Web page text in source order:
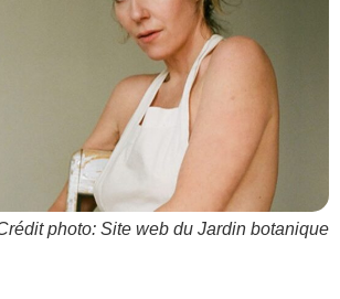
photo: Site web du Jardin botanique